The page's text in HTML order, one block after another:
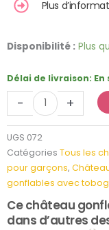
Plus
Disponibilité : Plus
Délai de livraison:
-
quantité
Château
Gonflable
Dinosaure
Toboggan
+
UGS 072
Catégories Tous les
pour garçons,
gonflables avec
Ce château
dans d’autres